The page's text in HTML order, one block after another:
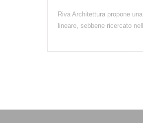
Riva Architettura propone
lineare, sebbene ricercato